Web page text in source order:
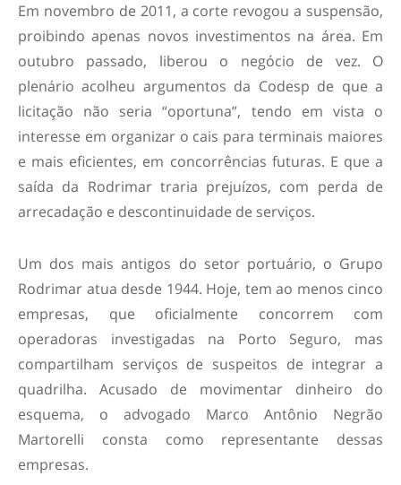
Em novembro de 2011, a corte revogou a suspensão,
proibindo apenas novos investimentos na área. Em
outubro passado, liberou o negócio de vez. O
plenário acolheu argumentos da Codesp de que a
licitação não seria “oportuna”, tendo em vista o
interesse em organizar o cais para terminais maiores
e mais eficientes, em concorrências futuras. E que a
saída da Rodrimar traria prejuízos, com perda de
arrecadação e descontinuidade de serviços.
Um dos mais antigos do setor portuário, o Grupo
Rodrimar atua desde 1944. Hoje, tem ao menos cinco
empresas, que oficialmente concorrem com
operadoras investigadas na Porto Seguro, mas
compartilham serviços de suspeitos de integrar a
quadrilha. Acusado de movimentar dinheiro do
esquema, o advogado Marco Antônio Negrão
Martorelli consta como representante dessas
empresas.